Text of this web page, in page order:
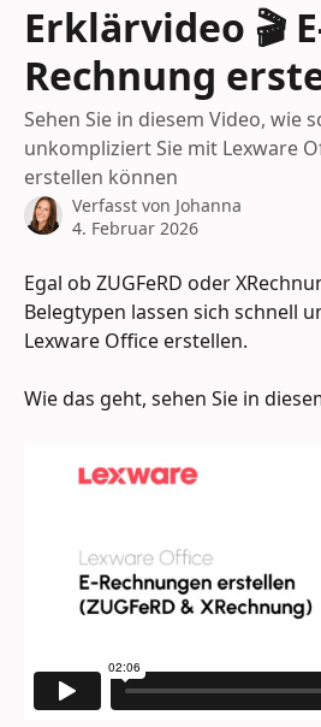
Erklärvideo 🎬
Rechnung
Sehen Sie in diesem Video, wie
unkompliziert Sie mit Lexware
erstellen können
Verfasst von Johanna
4. Februar 2026
Egal ob ZUGFeRD oder
Belegtypen lassen sich schnell
Lexware Office erstellen.
Wie das geht, sehen Sie in